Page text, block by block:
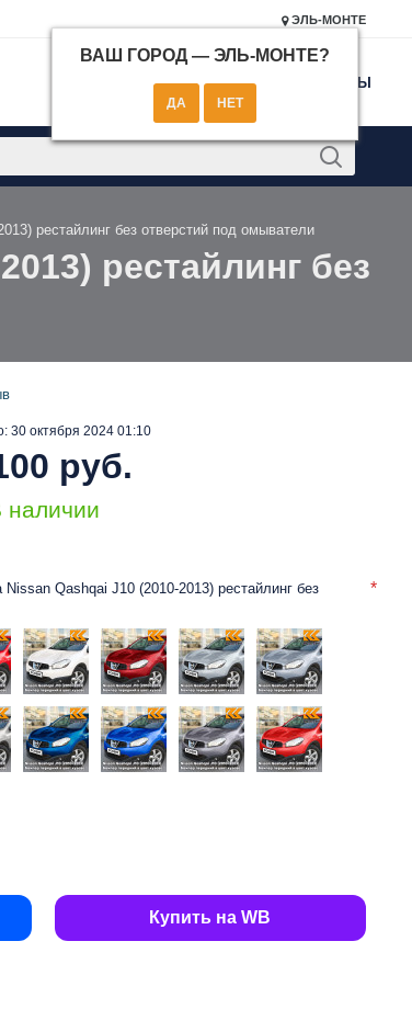
ЭЛЬ-МОНТЕ
ВАШ ГОРОД — ЭЛЬ-МОНТЕ?
КОНТАКТЫ
рестайлинг без отверстий под омыватели
рестайлинг без
30 октября 2024 01:10
наличии
руб.
Qashqai J10 (2010-2013) рестайлинг без
Купить на WB